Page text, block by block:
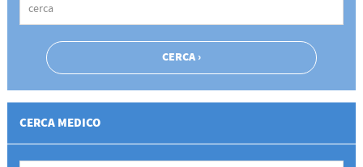
CERCA MEDICO